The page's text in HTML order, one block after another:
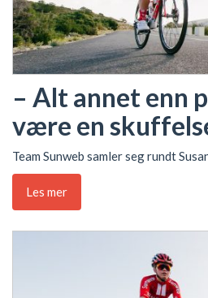
– Alt annet enn
være en
Team Sunweb samler seg rundt
Les mer